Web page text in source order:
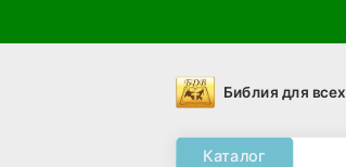
Библия для всех
Каталог